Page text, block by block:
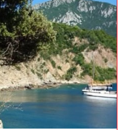
skinula se
Skroz joj
napravile dar-mar
ZALEČIO ME JE I
nikad
obratila Igoru
trauma